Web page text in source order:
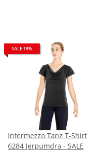
SALE 19%
Intermezzo Tanz T-Shirt
6284 Jerpumdra - SALE